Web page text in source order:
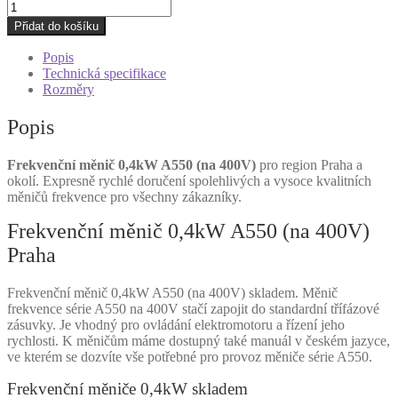
Frekvenční
měnič
0,4kW
A550
400V)
množství
Přidat do košíku
Popis
Technická specifikace
Rozměry
Popis
Frekvenční měnič 0,4kW A550 (na 400V) pro region Praha a
okolí. Expresně rychlé doručení spolehlivých a vysoce kvalitních
měničů frekvence pro všechny zákazníky.
Frekvenční měnič 0,4kW A550 (na 400V)
Praha
Frekvenční měnič 0,4kW A550 (na 400V) skladem. Měnič
frekvence série A550 na 400V stačí zapojit do standardní třífázové
zásuvky. Je vhodný pro ovládání elektromotoru a řízení jeho
rychlosti. K měničům máme dostupný také manuál v českém jazyce,
ve kterém se dozvíte vše potřebné pro provoz měniče série A550.
Frekvenční měniče 0,4kW skladem